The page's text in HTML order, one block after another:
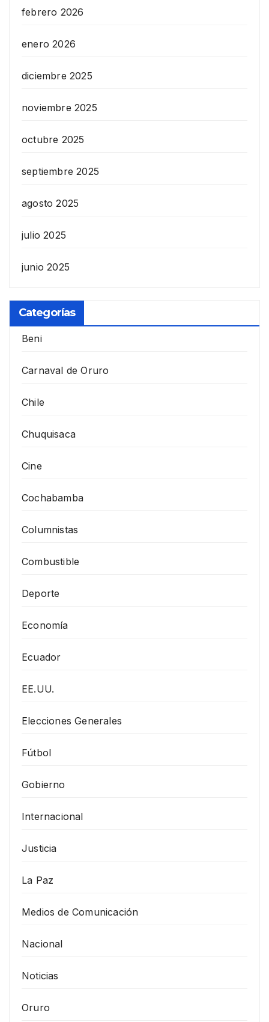
febrero 2026
enero 2026
diciembre 2025
noviembre 2025
octubre 2025
septiembre 2025
agosto 2025
julio 2025
junio 2025
Categorías
Beni
Carnaval de Oruro
Chile
Chuquisaca
Cine
Cochabamba
Columnistas
Combustible
Deporte
Economía
Ecuador
EE.UU.
Elecciones Generales
Fútbol
Gobierno
Internacional
Justicia
La Paz
Medios de Comunicación
Nacional
Noticias
Oruro